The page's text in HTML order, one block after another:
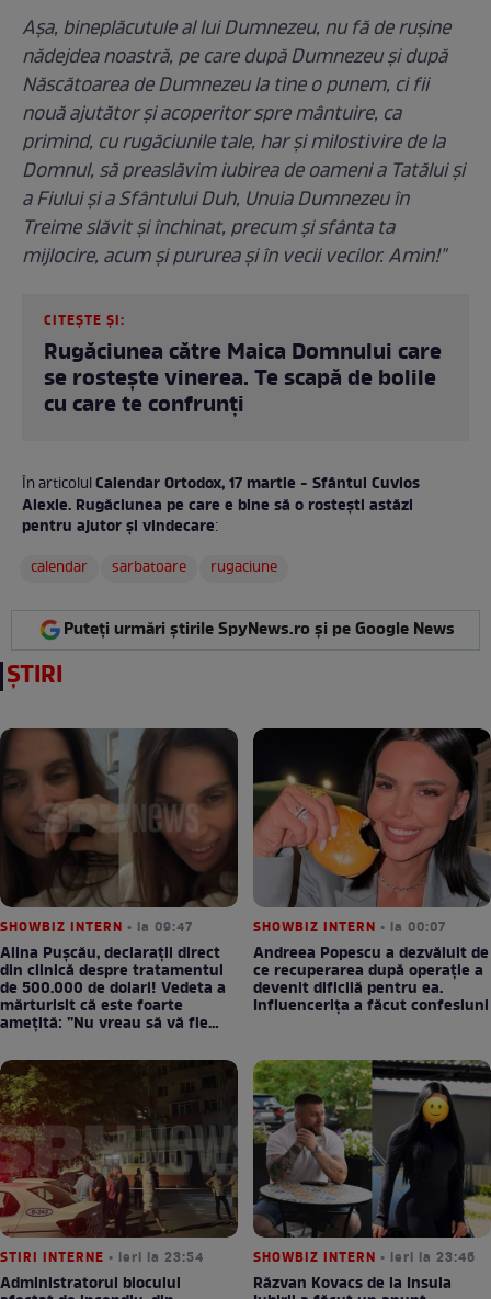
Aşa, bineplăcutule al lui Dumnezeu, nu fă de ruşine
nădejdea noastră, pe care după Dumnezeu şi după
Născătoarea de Dumnezeu la tine o punem, ci fii
nouă ajutător şi acoperitor spre mântuire, ca
primind, cu rugăciunile tale, har şi milostivire de la
Domnul, să preaslăvim iubirea de oameni a Tatălui şi
a Fiului şi a Sfân­tului Duh, Unuia Dumnezeu în
Treime slăvit şi închinat, precum şi sfânta ta
mijlocire, acum şi pururea şi în vecii vecilor. Amin!"
CITEȘTE ȘI:
Rugăciunea către Maica Domnului care
se rostește vinerea. Te scapă de bolile
cu care te confrunți
În articolulCalendar Ortodox, 17 martie - Sfântul Cuvios
Alexie. Rugăciunea pe care e bine să o rostești astăzi
pentru ajutor şi vindecare:
calendar
sarbatoare rugaciune
Puteți urmări știrile SpyNews.ro și pe Google News
ȘTIRI
SHOWBIZ INTERN • la 09:47
Alina Pușcău, declarații direct
din clinică despre tratamentul
de 500.000 de dolari! Vedeta a
mărturisit că este foarte
amețită: ”Nu vreau să vă fie
SHOWBIZ INTERN • la 00:07
Andreea Popescu a dezvăluit de
ce recuperarea după operație a
devenit dificilă pentru ea.
Influencerița a făcut confesiuni
STIRI INTERNE • ieri la 23:54
Administratorul blocului
SHOWBIZ INTERN • ieri la 23:46
Răzvan Kovacs de la Insula